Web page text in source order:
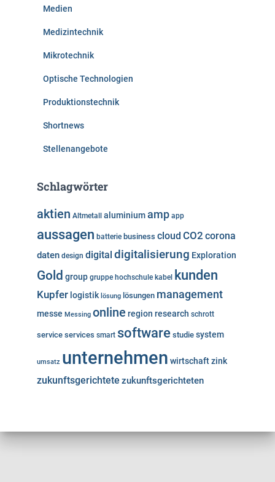
Medien
Medizintechnik
Mikrotechnik
Optische Technologien
Produktionstechnik
Shortnews
Stellenangebote
Schlagwörter
aktien Altmetall aluminiumamp app
aussagen batterie business cloud CO2 corona
daten design digital digitalisierung Exploration
Gold group gruppe hochschule kabel kunden
Kupfer logistik lösung lösungen management
messe Messing online region research schrott
service services smart software studie system
umsatz unternehmen wirtschaftzink
zukunftsgerichtete zukunftsgerichteten